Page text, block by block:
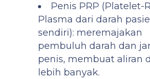
Penis PRP (Platelet-
Plasma dari darah
sendiri): meremajakan
pembuluh darah dan
penis, membuat aliran
lebih banyak.